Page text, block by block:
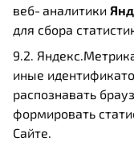
веб‑аналитики
для сбора
9.2.
иные
распознавать
формировать
Сайте.